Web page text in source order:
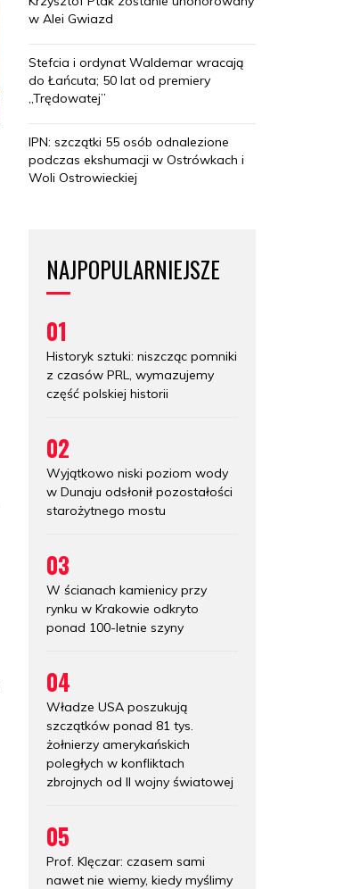
w Alei Gwiazd
Stefcia i ordynat Waldemar wracają
do Łańcuta; 50 lat od premiery
„Trędowatej”
IPN: szczątki 55 osób odnalezione
podczas ekshumacji w Ostrówkach i
Woli Ostrowieckiej
NAJPOPULARNIEJSZE
01
Historyk sztuki: niszcząc pomniki
z czasów PRL, wymazujemy
część polskiej historii
02
Wyjątkowo niski poziom wody
w Dunaju odsłonił pozostałości
starożytnego mostu
03
W ścianach kamienicy przy
rynku w Krakowie odkryto
ponad 100-letnie szyny
04
Władze USA poszukują
szczątków ponad 81 tys.
żołnierzy amerykańskich
poległych w konfliktach
zbrojnych od II wojny światowej
05
Prof. Klęczar: czasem sami
nawet nie wiemy, kiedy myślimy